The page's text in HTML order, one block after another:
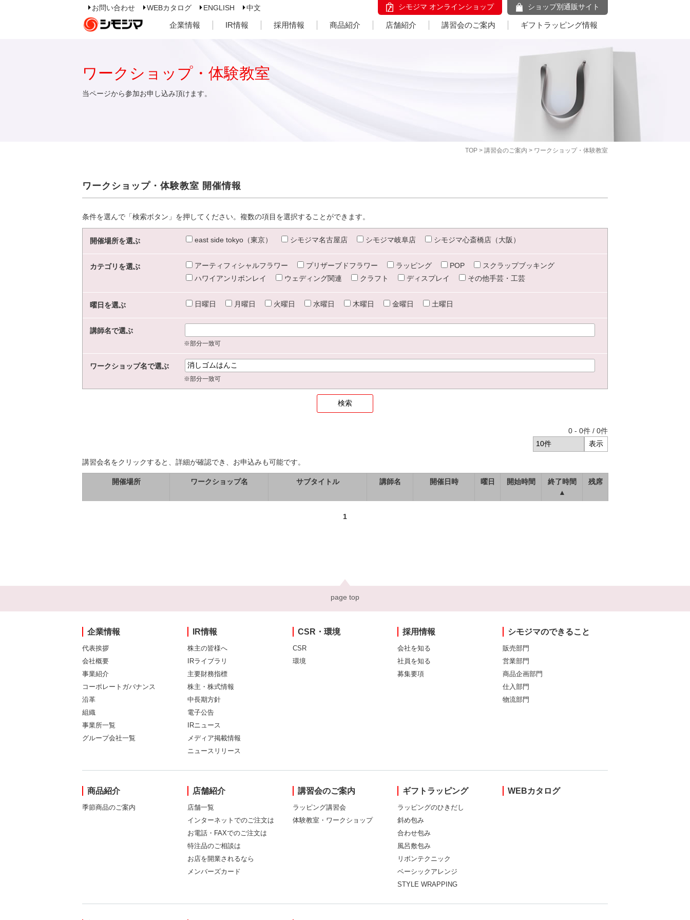
お問い合わせ WEBカタログ ENGLISH 中文 シモジマ オンラインショップ ショップ別通販サイト
企業情報 IR情報 採用情報 商品紹介 店舗紹介 講習会のご案内 ギフトラッピング情報
TOP > 講習会のご案内 > ワークショップ・体験教室
ワークショップ・体験教室
当ページから参加お申し込み頂けます。
ワークショップ・体験教室 開催情報
条件を選んで「検索ボタン」を押してください。複数の項目を選択することができます。
開催場所を選ぶ east side tokyo（東京） シモジマ名古屋店 シモジマ岐阜店 シモジマ心斎橋店（大阪）
カテゴリを選ぶ アーティフィシャルフラワー プリザーブドフラワー ラッピング POP
スクラップブッキング
ハワイアンリボンレイ
ウェディング関連 クラフト ディスプレイ その他手芸・工芸
曜日を選ぶ 日曜日 月曜日 火曜日 水曜日 木曜日 金曜日 土曜日
講師名で選ぶ
※部分一致可
ワークショップ名で選ぶ
※部分一致可
0 - 0件 / 0件
講習会名をクリックすると、詳細が確認でき、お申込みも可能です。
開催場所 ワークショップ名 サブタイトル 講師名 開催日時 曜日 開始時間
終了時間
▲
残席
1
page top
企業情報
代表挨拶
会社概要
事業紹介
コーポレートガバナンス
沿革
組織
事業所一覧
グループ会社一覧
IR情報
株主の皆様へ
IRライブラリ
主要財務指標
株主・株式情報
中長期方針
電子公告
IRニュース
メディア掲載情報
ニュースリリース
CSR・環境
CSR
環境
採用情報
会社を知る
社員を知る
募集要項
シモジマのできること
販売部門
営業部門
商品企画部門
仕入部門
物流部門
商品紹介
季節商品のご案内
店舗紹介
店舗一覧
インターネットでのご注文は
お電話・FAXでのご注文は
特注品のご相談は
お店を開業されるなら
メンバーズカード
講習会のご案内
ラッピング講習会
体験教室・ワークショップ
ギフトラッピング
ラッピングのひきだし
斜め包み
合わせ包み
風呂敷包み
リボンテクニック
ベーシックアレンジ
STYLE WRAPPING
WEBカタログ